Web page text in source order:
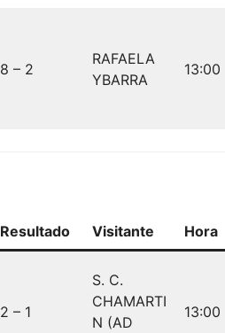
8 – 2
RAFAELA
YBARRA
13:00
Resultado Visitante Hora
2 – 1
S. C.
CHAMARTI
N (AD
13:00